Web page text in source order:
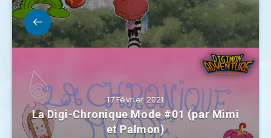
17 Février 2021
La Digi-Chronique Mode #01 (par Mimi
et Palmon)